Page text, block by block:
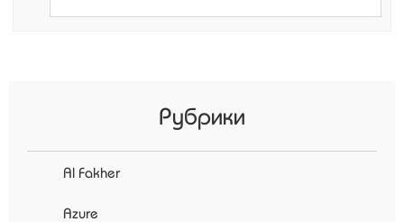
Рубрики
Al Fakher
Azure